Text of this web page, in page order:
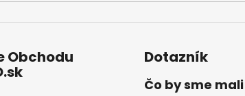
Obchodu Dotazník
Čo by sme